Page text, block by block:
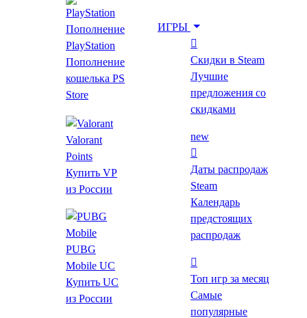
Пополнение
PlayStation
Пополнение
кошелька PS
Store
Valorant
Points
Купить VP
из России
PUBG
Mobile UC
Купить UC
из России
ИГРЫ
Скидки в Steam
Лучшие
предложения со
скидками
new
Даты распродаж
Steam
Календарь
предстоящих
распродаж
Топ игр за месяц
Самые
популярные
Главная
Все игры
Assassin's Creed Odyssey - Deluxe Edition
Assassin's Creed
Odyssey - Deluxe
Edition